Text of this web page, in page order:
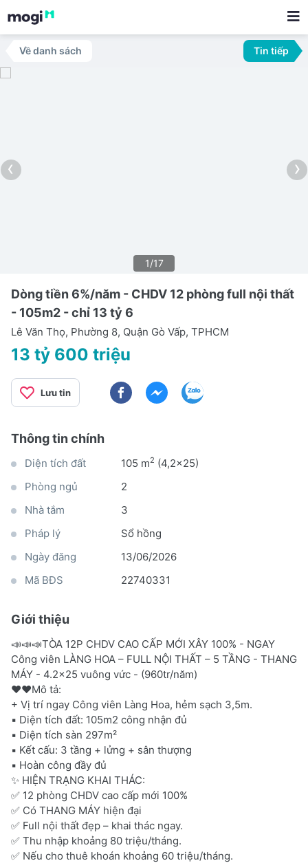
Về danh sách Tin tiếp
‹ ›
1/17
Dòng tiền 6%/năm - CHDV 12 phòng full nội thất
- 105m2 - chỉ 13 tỷ 6
Lê Văn Thọ, Phường 8, Quận Gò Vấp, TPHCM
13 tỷ 600 triệu
Lưu tin
Thông tin chính
Diện tích đất 105 m2 (4,2x25)
Phòng ngủ
2
Nhà tắm
3
Pháp lý
Sổ hồng
Ngày đăng
13/06/2026
Mã BĐS
22740331
Giới thiệu
📣📣📣TÒA 12P CHDV CAO CẤP MỚI XÂY 100% - NGAY
Công viên LÀNG HOA – FULL NỘI THẤT – 5 TẦNG - THANG
MÁY - 4.2x25 vuông vức - (960tr/năm)
❤️❤️Mô tả:
+ Vị trí ngay Công viên Làng Hoa, hẻm sạch 3,5m.
▪️ Diện tích đất: 105m2 công nhận đủ
▪️ Diện tích sàn 297m²
▪️ Kết cấu: 3 tầng + lửng + sân thượng
▪️ Hoàn công đầy đủ
✨ HIỆN TRẠNG KHAI THÁC:
✅ 12 phòng CHDV cao cấp mới 100%
✅ Có THANG MÁY hiện đại
✅ Full nội thất đẹp – khai thác ngay.
✅ Thu nhập khoảng 80 triệu/tháng.
✅ Nếu cho thuê khoán khoảng 60 triệu/tháng.